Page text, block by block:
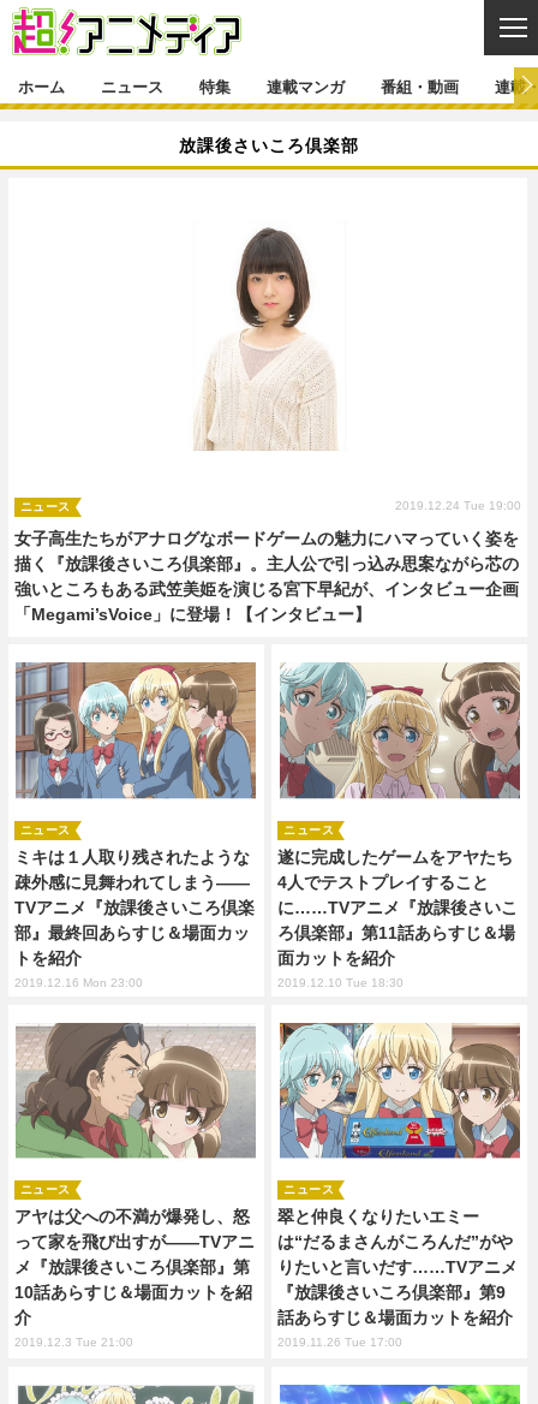
編集部ブログ・お知らせ
ホーム ニュース 特集 連載マンガ 番組・動画 連載
放課後さいころ倶楽部
女子高生たちがアナログなボードゲームの魅力にハマっていく姿を
描く『放課後さいころ倶楽部』。主人公で引っ込み思案ながら芯の
強いところもある武笠美姫を演じる宮下早紀が、インタビュー企画
「Megami’sVoice」に登場！【インタビュー】
ニュース 2019.12.24 Tue 19:00
ミキは１人取り残されたような
疎外感に見舞われてしまう――
TVアニメ『放課後さいころ倶楽
部』最終回あらすじ＆場面カッ
トを紹介
ニュース
2019.12.16 Mon 23:00
遂に完成したゲームをアヤたち
4人でテストプレイすること
に……TVアニメ『放課後さいこ
ろ倶楽部』第11話あらすじ＆場
面カットを紹介
ニュース
2019.12.10 Tue 18:30
アヤは父への不満が爆発し、怒
って家を飛び出すが――TVアニ
メ『放課後さいころ倶楽部』第
10話あらすじ＆場面カットを紹
介
ニュース
2019.12.3 Tue 21:00
翠と仲良くなりたいエミー
は“だるまさんがころんだ”がや
りたいと言いだす……TVアニメ
『放課後さいころ倶楽部』第9
話あらすじ＆場面カットを紹介
ニュース
2019.11.26 Tue 17:00